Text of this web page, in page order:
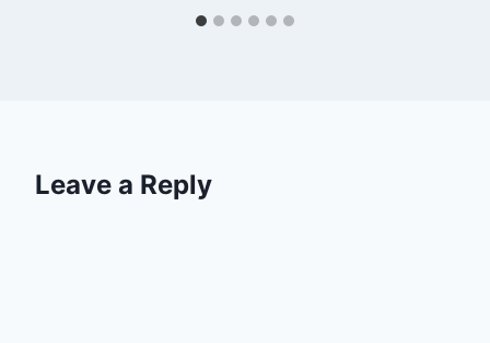
Leave a Reply